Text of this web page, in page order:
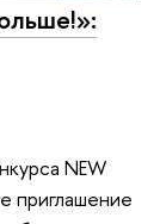
NEW
приглашение